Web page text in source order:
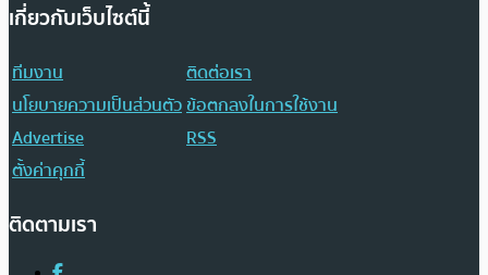
เกี่ยวกับเว็บไซต์นี้
ทีมงาน
ติดต่อเรา
นโยบายความเป็นส่วนตัวข้อตกลงในการใช้งาน
Advertise
RSS
ตั้งค่าคุกกี้
ติดตามเรา